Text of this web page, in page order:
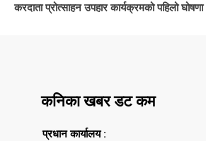
करदाता प्रोत्साहन उपहार कार्यक्रमको पहिलो
कनिका खबर डट कम
प्रधान कार्यालय :